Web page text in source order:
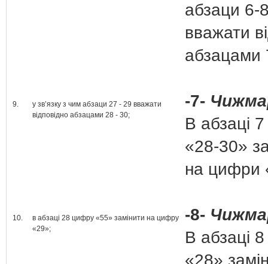
абзаци 6-
вважати
абзацами
9.
у зв’язку з чим абзаци 27 - 29 вважати
відповідно абзацами 28 - 30;
-7-
В абзаці
«28-30»
на цифри
10.
в абзаці 28 цифру «55» замінити на цифру
«29»;
-8-
В абзаці
«28»